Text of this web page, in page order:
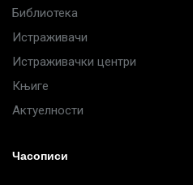
Библиотека
Истраживачи
Истраживачки центри
Књиге
Актуелности
Часописи